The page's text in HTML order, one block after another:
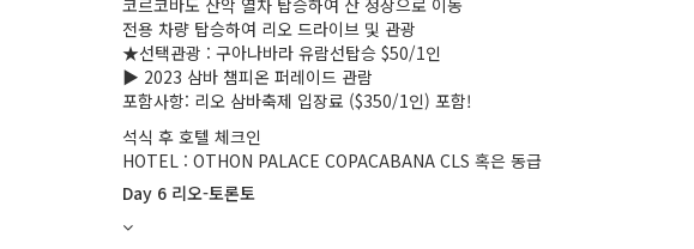
코르코바도 산악 열차 탑승하여 산 정상으로 이동
전용 차량 탑승하여 리오 드라이브 및 관광
★선택관광 : 구아나바라 유람선탑승 $50/1인
▶ 2023 삼바 챔피온 퍼레이드 관람
포함사항: 리오 삼바축제 입장료 ($350/1인) 포함!
석식 후 호텔 체크인
HOTEL : OTHON PALACE COPACABANA CLS 혹은 동급
Day 6 리오-토론토